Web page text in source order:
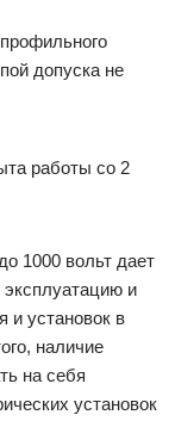
допуска не
работы со 2
1000 вольт дает
и
и установок в
наличие
на себя
установок